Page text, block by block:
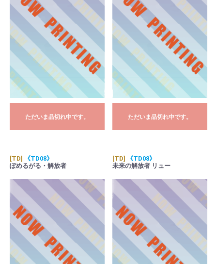
ただいま品切れ中です。 ただいま品切れ中です。
[TD]
《TD08》
ぽめるがる・解放者
[TD]
《TD08》
未来の解放者 リュー